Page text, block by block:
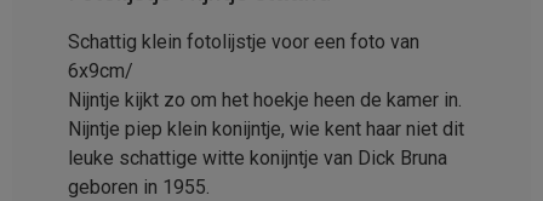
Schattig klein fotolijstje voor een foto van
6x9cm/
Nijntje kijkt zo om het hoekje heen de kamer in.
Nijntje piep klein konijntje, wie kent haar niet dit
leuke schattige witte konijntje van Dick Bruna
geboren in 1955.